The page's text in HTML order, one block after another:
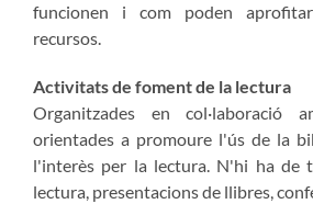
funcionen i com poden
recursos.
Activitats de foment de la lectura
Organitzades en col·laboració
orientades a promoure l'ús de la
l'interès per la lectura. N'hi ha de
lectura, presentacions de llibres,